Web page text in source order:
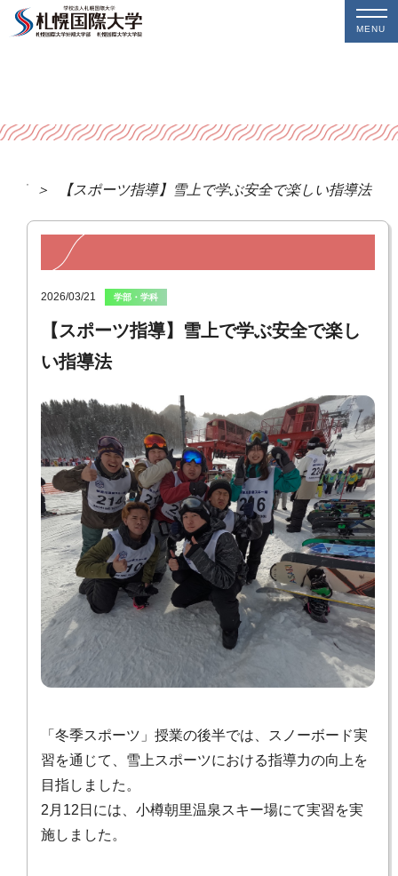
MENU
【スポーツ指導】雪上で学ぶ安全で楽しい指導法
2026/03/21 学部・学科
【スポーツ指導】雪上で学ぶ安全で楽し
い指導法
「冬季スポーツ」授業の後半では、スノーボード実
習を通じて、雪上スポーツにおける指導力の向上を
目指しました。
2月12日には、小樽朝里温泉スキー場にて実習を実
施しました。